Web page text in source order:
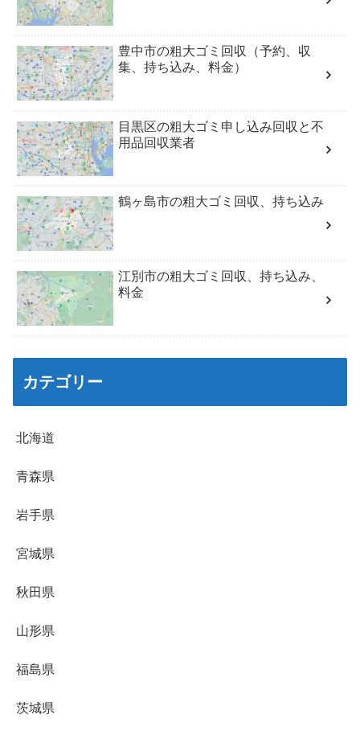
豊中市の粗大ゴミ回収（予約、収
集、持ち込み、料金）
目黒区の粗大ゴミ申し込み回収と不
用品回収業者
鶴ヶ島市の粗大ゴミ回収、持ち込み
江別市の粗大ゴミ回収、持ち込み、
料金
カテゴリー
北海道
青森県
岩手県
宮城県
秋田県
山形県
福島県
茨城県